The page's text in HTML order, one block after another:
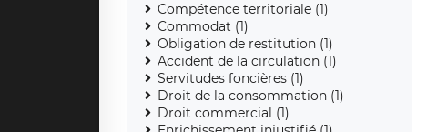
Compétence territoriale (1)
Commodat (1)
Obligation de restitution (1)
Accident de la circulation (1)
Servitudes foncières (1)
Droit de la consommation (1)
Droit commercial (1)